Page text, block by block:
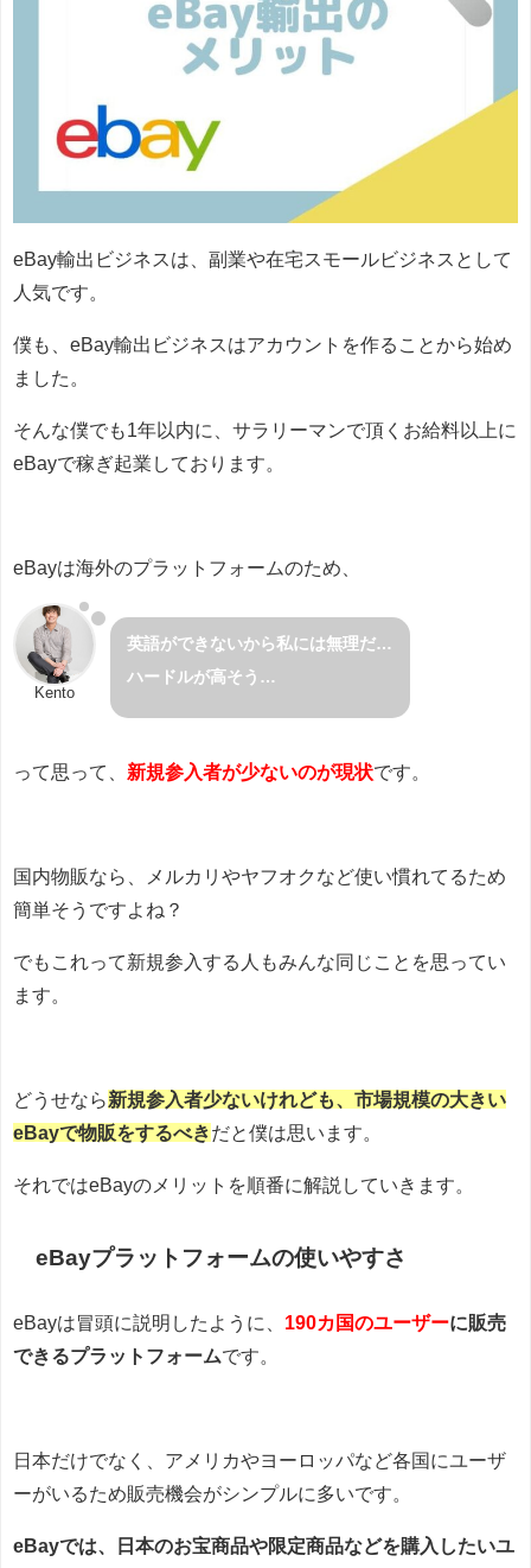
eBay輸出ビジネスは、副業や在宅スモールビジネスとして
人気です。
僕も、eBay輸出ビジネスはアカウントを作ることから始め
ました。
そんな僕でも1年以内に、サラリーマンで頂くお給料以上に
eBayで稼ぎ起業しております。
eBayは海外のプラットフォームのため、
Kento
英語ができないから私には無理だ…
ハードルが高そう…
って思って、 新規参入者が少ないのが現状です。
国内物販なら、メルカリやヤフオクなど使い慣れてるため
簡単そうですよね？
でもこれって新規参入する人もみんな同じことを思ってい
ます。
どうせなら新規参入者少ないけれども、市場規模の大きい
eBayで物販をするべきだと僕は思います。
それではeBayのメリットを順番に解説していきます。
eBayプラットフォームの使いやすさ
eBayは冒頭に説明したように、 190カ国のユーザーに販売
できるプラットフォームです。
日本だけでなく、アメリカやヨーロッパなど各国にユーザ
ーがいるため販売機会がシンプルに多いです。
eBayでは、日本のお宝商品や限定商品などを購入したいユ